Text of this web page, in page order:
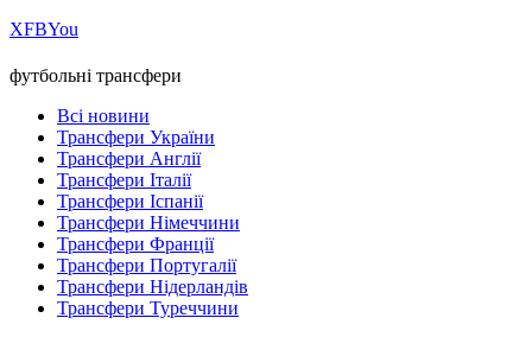
ХFBYou
футбольні трансфери
Всі новини
Трансфери України
Трансфери Англії
Трансфери Італії
Трансфери Іспанії
Трансфери Німеччини
Трансфери Франції
Трансфери Португалії
Трансфери Нідерландів
Трансфери Туреччини